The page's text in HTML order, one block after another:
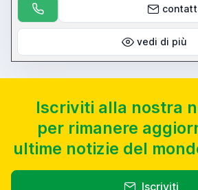
vedi di più
Iscriviti alla nostra
per rimanere
ultime notizie del
Iscriviti